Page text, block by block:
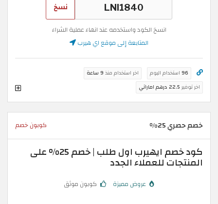
نسخ
انسخ الكود واستخدمه عند انهاء عملية الشراء
المتابعة إلى موقع اي هيرب
96 استخدام اليوم اخر استخدام منذ 9 ساعة
اخر توفير 22.5 درهم اماراتي
خصم حصري 25% كوبون خصم
كود خصم ايهيرب اول طلب | خصم 25% على
المنتجات للعملاء الجدد
عروض مميزة كوبون موثق